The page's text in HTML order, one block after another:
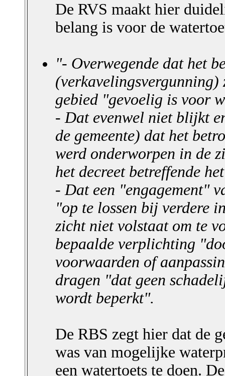
De RVS maakt hier
belang is voor de
"- Overwegende dat het
(verkavelingsvergunning)
gebied "gevoelig is voor
- Dat evenwel niet blijkt
de gemeente) dat het
werd onderworpen in de
het decreet betreffende
- Dat een "engagement"
"op te lossen bij verdere
zicht niet volstaat om te
bepaalde verplichting
voorwaarden of
dragen "dat geen
wordt beperkt".
De RBS zegt hier dat de
was van mogelijke
een watertoets te doen.